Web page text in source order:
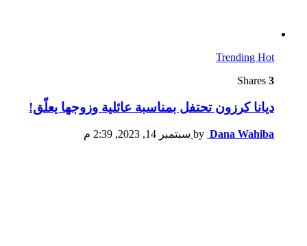
Trending Hot
3
ديانا كرزون تحتفل بمناسبة عائلية وزوجها يعلّق!
by Dana Wahiba سبتمبر 14, 2023, 2:39 م